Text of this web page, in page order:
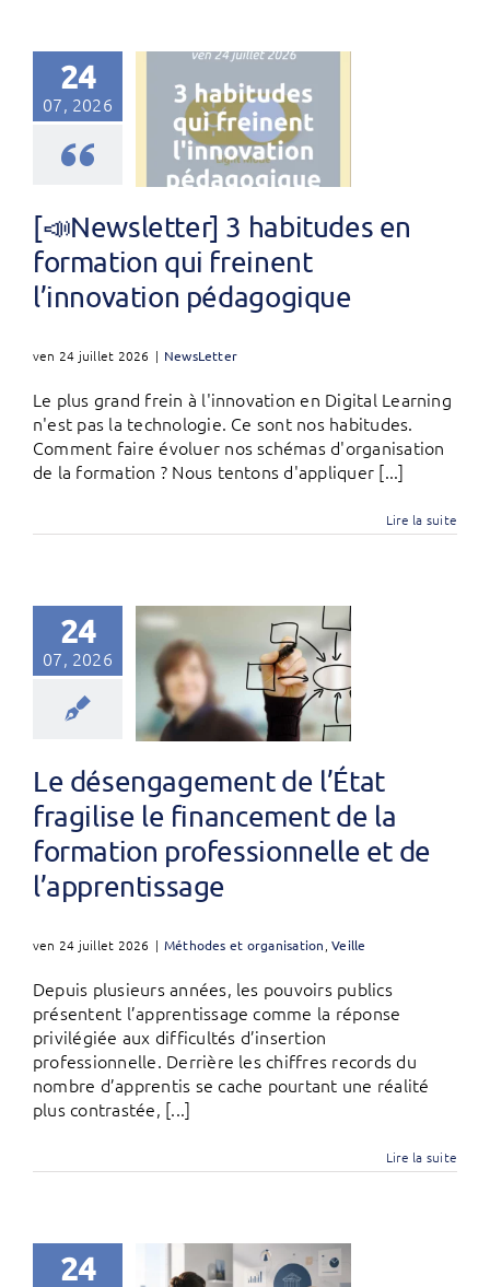
24
07, 2026
[📣Newsletter] 3 habitudes en
formation qui freinent
l’innovation pédagogique
ven 24 juillet 2026 | NewsLetter
Le plus grand frein à l'innovation en Digital Learning
n'est pas la technologie. Ce sont nos habitudes.
Comment faire évoluer nos schémas d'organisation
de la formation ? Nous tentons d'appliquer [...]
Lire la suite
24
07, 2026
Le désengagement de l’État
fragilise le financement de la
formation professionnelle et de
l’apprentissage
ven 24 juillet 2026 | Méthodes et organisation,Veille
Depuis plusieurs années, les pouvoirs publics
présentent l’apprentissage comme la réponse
privilégiée aux difficultés d’insertion
professionnelle. Derrière les chiffres records du
nombre d’apprentis se cache pourtant une réalité
plus contrastée, [...]
Lire la suite
24